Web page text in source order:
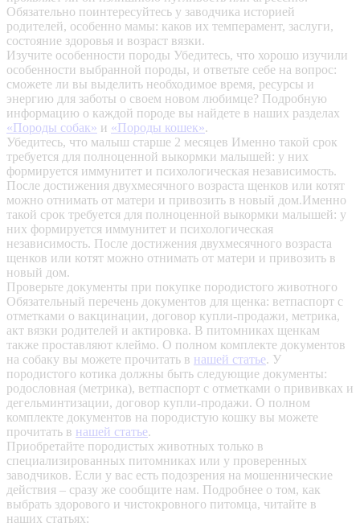
Обязательно поинтересуйтесь у заводчика историей
родителей, особенно мамы: каков их темперамент, заслуги,
состояние здоровья и возраст вязки.
Изучите особенности породы Убедитесь, что хорошо изучили
особенности выбранной породы, и ответьте себе на вопрос:
сможете ли вы выделить необходимое время, ресурсы и
энергию для заботы о своем новом любимце? Подробную
информацию о каждой породе вы найдете в наших разделах
«Породы собак» и «Породы кошек».
Убедитесь, что малыш старше 2 месяцев Именно такой срок
требуется для полноценной выкормки малышей: у них
формируется иммунитет и психологическая независимость.
После достижения двухмесячного возраста щенков или котят
можно отнимать от матери и привозить в новый дом.Именно
такой срок требуется для полноценной выкормки малышей: у
них формируется иммунитет и психологическая
независимость. После достижения двухмесячного возраста
щенков или котят можно отнимать от матери и привозить в
новый дом.
Проверьте документы при покупке породистого животного
Обязательный перечень документов для щенка: ветпаспорт с
отметками о вакцинации, договор купли-продажи, метрика,
акт вязки родителей и актировка. В питомниках щенкам
также проставляют клеймо. О полном комплекте документов
на собаку вы можете прочитать в нашей статье. У
породистого котика должны быть следующие документы:
родословная (метрика), ветпаспорт с отметками о прививках и
дегельминтизации, договор купли-продажи. О полном
комплекте документов на породистую кошку вы можете
прочитать в нашей статье.
Приобретайте породистых животных только в
специализированных питомниках или у проверенных
заводчиков. Если у вас есть подозрения на мошеннические
действия – сразу же сообщите нам. Подробнее о том, как
выбрать здорового и чистокровного питомца, читайте в
наших статьях: